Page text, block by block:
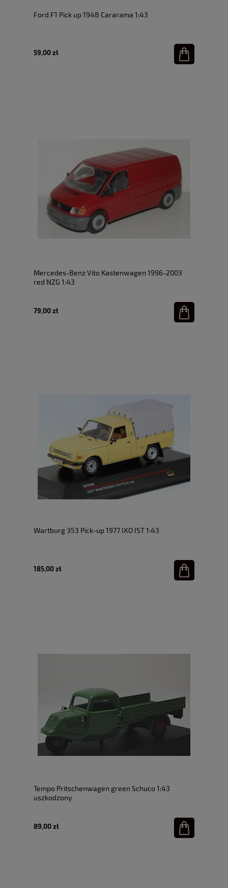
Ford F1 Pick up 1948 Cararama 1:43
59,00 zł
Mercedes-Benz Vito Kastenwagen 1996-2003
red NZG 1:43
79,00 zł
Wartburg 353 Pick-up 1977 IXO IST 1:43
185,00 zł
Tempo Pritschenwagen green Schuco 1:43
uszkodzony
89,00 zł